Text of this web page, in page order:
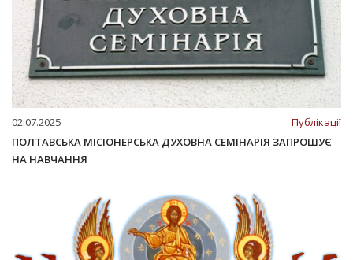
02.07.2025
Публікації
ПОЛТАВСЬКА МІСІОНЕРСЬКА ДУХОВНА СЕМІНАРІЯ ЗАПРОШУЄ
НА НАВЧАННЯ